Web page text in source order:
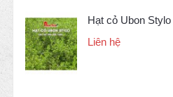
Hạt cỏ Ubon Stylo
Liên hệ